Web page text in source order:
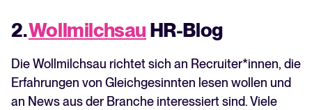
2.Wollmilchsau HR-Blog
Die Wollmilchsau richtet sich an Recruiter*innen, die
Erfahrungen von Gleichgesinnten lesen wollen und
an News aus der Branche interessiert sind. Viele